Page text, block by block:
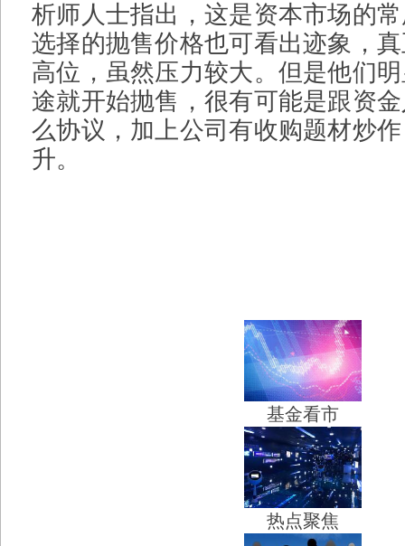
析师人士指出，这是资本市场的
选择的抛售价格也可看出迹象，
高位，虽然压力较大。但是他们
途就开始抛售，很有可能是跟资
么协议，加上公司有收购题材炒
升。
基金看市
热点聚焦